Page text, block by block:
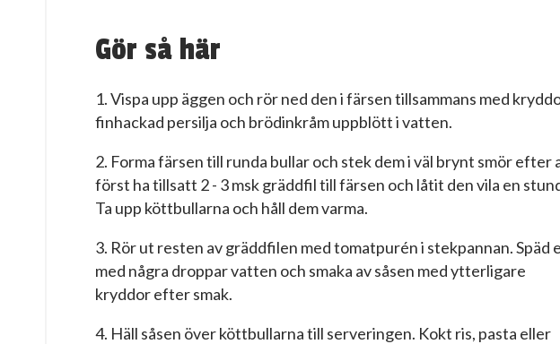
Gör så här
1. Vispa upp äggen och rör ned den i färsen tillsammans med
finhackad persilja och brödinkråm uppblött i vatten.
2. Forma färsen till runda bullar och stek dem i väl brynt smör efter
först ha tillsatt 2 - 3 msk gräddfil till färsen och låtit den vila en
Ta upp köttbullarna och håll dem varma.
3. Rör ut resten av gräddfilen med tomatpurén i stekpannan. Späd
med några droppar vatten och smaka av såsen med ytterligare
kryddor efter smak.
4. Häll såsen över köttbullarna till serveringen. Kokt ris, pasta eller